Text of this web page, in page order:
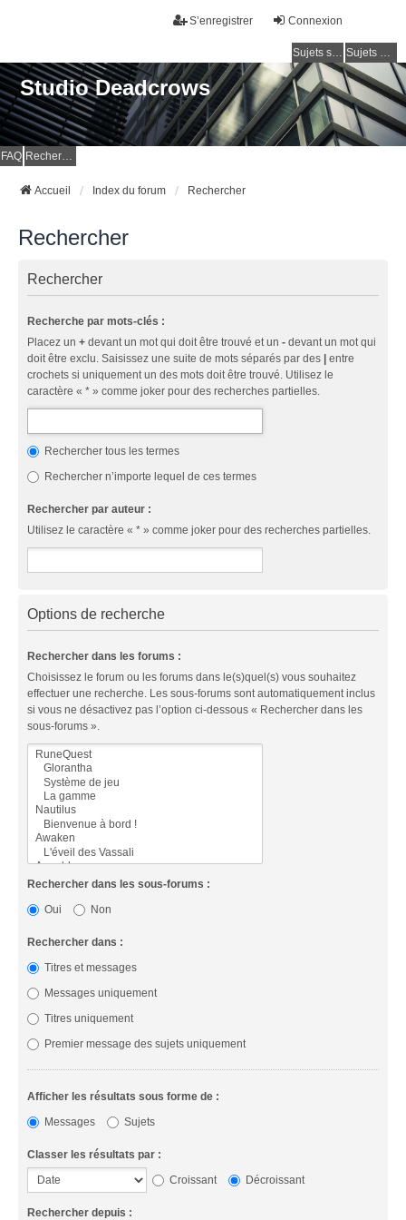
Connexion
S’enregistrer
Sujets sans réponse Sujets actifs
Studio Deadcrows
FAQ Rechercher
Accueil Index du forum Rechercher
Rechercher
Rechercher
Recherche par mots-clés :
Placez un + devant un mot qui doit être trouvé et un - devant un mot qui
doit être exclu. Saisissez une suite de mots séparés par des | entre
crochets si uniquement un des mots doit être trouvé. Utilisez le
caractère « * » comme joker pour des recherches partielles.
Rechercher tous les termes
Rechercher n’importe lequel de ces termes
Rechercher par auteur :
Utilisez le caractère « * » comme joker pour des recherches partielles.
Options de recherche
Rechercher dans les forums :
Choisissez le forum ou les forums dans le(s)quel(s) vous souhaitez
effectuer une recherche. Les sous-forums sont automatiquement inclus
si vous ne désactivez pas l’option ci-dessous « Rechercher dans les
sous-forums ».
Rechercher dans les sous-forums :
Oui
Non
Rechercher dans :
Titres et messages
Messages uniquement
Titres uniquement
Premier message des sujets uniquement
Afficher les résultats sous forme de :
Messages
Sujets
Classer les résultats par :
Croissant
Décroissant
Rechercher depuis :